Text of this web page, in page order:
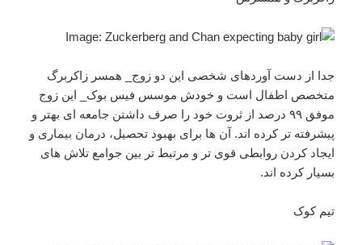
جدا از دست آوردهای شخصی این دو زوج_ همسر زاکربرگ
متخصص اطفال است و خودش موسس فیس بوک_ این زوج
موفق ۹۹ درصد از ثروت خود را صرف داشتن جامعه ای بهتر و
پیشرفته تر کرده اند. آن ها برای بهبود تحصیل، درمان بیماری و
ایجاد کردن روابطی قوی تر و مرتبط تر بین جوامع تلاش های
بسیار کرده اند.
تیم کوک